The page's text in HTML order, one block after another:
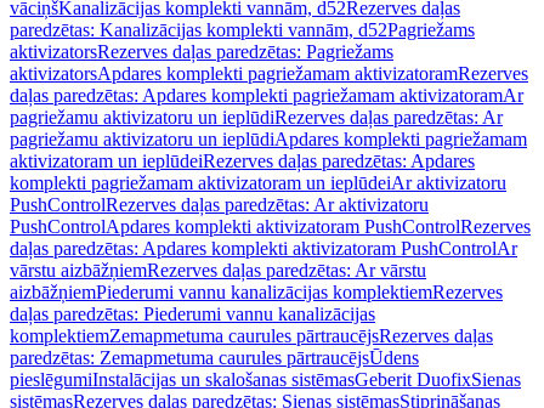
vāciņšKanalizācijas komplekti vannām, d52Rezerves daļas
paredzētas: Kanalizācijas komplekti vannām, d52Pagriežams
aktivizatorsRezerves daļas paredzētas: Pagriežams
aktivizatorsApdares komplekti pagriežamam aktivizatoramRezerves
daļas paredzētas: Apdares komplekti pagriežamam aktivizatoramAr
pagriežamu aktivizatoru un ieplūdiRezerves daļas paredzētas: Ar
pagriežamu aktivizatoru un ieplūdiApdares komplekti pagriežamam
aktivizatoram un ieplūdeiRezerves daļas paredzētas: Apdares
komplekti pagriežamam aktivizatoram un ieplūdeiAr aktivizatoru
PushControlRezerves daļas paredzētas: Ar aktivizatoru
PushControlApdares komplekti aktivizatoram PushControlRezerves
daļas paredzētas: Apdares komplekti aktivizatoram PushControlAr
vārstu aizbāžņiemRezerves daļas paredzētas: Ar vārstu
aizbāžņiemPiederumi vannu kanalizācijas komplektiemRezerves
daļas paredzētas: Piederumi vannu kanalizācijas
komplektiemZemapmetuma caurules pārtraucējsRezerves daļas
paredzētas: Zemapmetuma caurules pārtraucējsŪdens
pieslēgumiInstalācijas un skalošanas sistēmasGeberit DuofixSienas
sistēmasRezerves daļas paredzētas: Sienas sistēmasStiprināšanas